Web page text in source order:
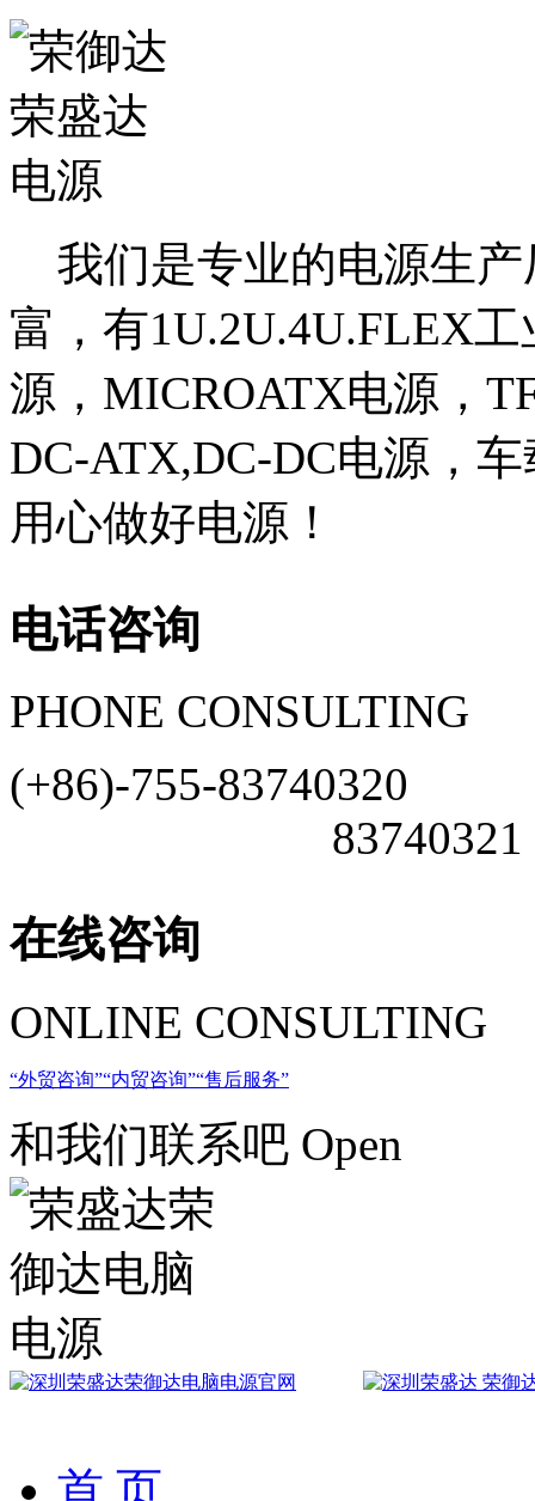
我们是专业的电源生产
富，有1U.2U.4U.FLEX
源，MICROATX电源，
DC-ATX,DC-DC电源，
用心做好电源！
电话咨询
PHONE CONSULTING
(+86)-755-83740320
83740321
在线咨询
ONLINE CONSULTING
外贸咨询 内贸咨询 售后服务
和我们联系吧 Open
首 页